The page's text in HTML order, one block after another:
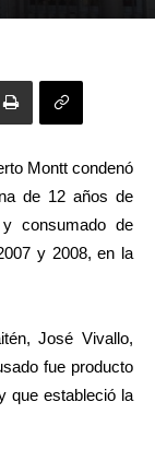
Montt condenó
de 12 años de
consumado de
y 2008, en la
José Vivallo,
fue producto
que estableció la